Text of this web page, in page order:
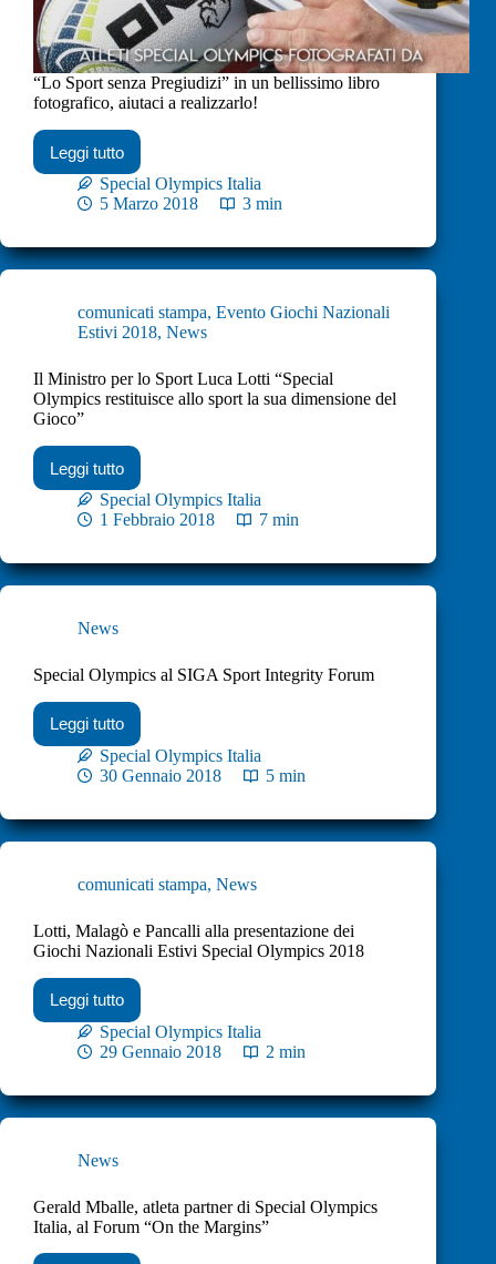
“Lo Sport senza Pregiudizi” in un bellissimo libro
fotografico, aiutaci a realizzarlo!
Leggi tutto
Special Olympics Italia
5 Marzo 2018
3 min
comunicati stampa, Evento Giochi Nazionali
Estivi 2018, News
Il Ministro per lo Sport Luca Lotti “Special
Olympics restituisce allo sport la sua dimensione del
Gioco”
Leggi tutto
Special Olympics Italia
1 Febbraio 2018
7 min
News
Special Olympics al SIGA Sport Integrity Forum
Leggi tutto
Special Olympics Italia
30 Gennaio 2018
5 min
comunicati stampa, News
Lotti, Malagò e Pancalli alla presentazione dei
Giochi Nazionali Estivi Special Olympics 2018
Leggi tutto
Special Olympics Italia
29 Gennaio 2018
2 min
News
Gerald Mballe, atleta partner di Special Olympics
Italia, al Forum “On the Margins”